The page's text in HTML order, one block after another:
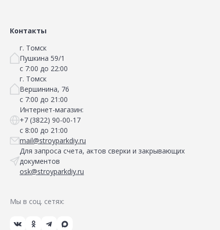
Контакты
г. Томск
Пушкина 59/1
с 7:00 до 22:00
г. Томск
Вершинина, 76
с 7:00 до 21:00
Интернет-магазин:
+7 (3822) 90-00-17
с 8:00 до 21:00
mail@stroyparkdiy.ru
Для запроса счета, актов сверки и закрывающих
документов
osk@stroyparkdiy.ru
Мы в соц. сетях: